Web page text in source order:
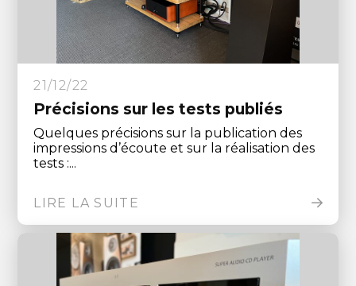
21/12/22
Précisions sur les tests publiés
Quelques précisions sur la publication des
impressions d’écoute et sur la réalisation des
tests :...
LIRE LA SUITE